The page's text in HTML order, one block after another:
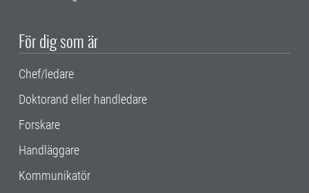
För dig som är
Chef/ledare
Doktorand eller handledare
Forskare
Handläggare
Kommunikatör